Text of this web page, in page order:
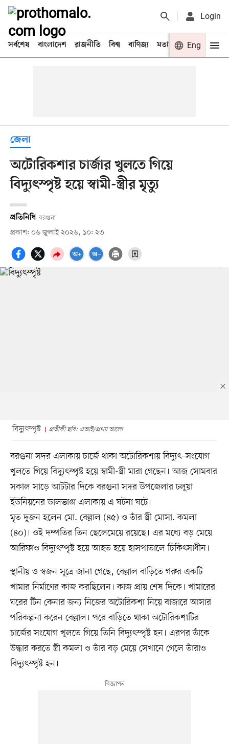
Login
সর্বশেষ বাংলাদেশ রাজনীতি বিশ্ব বাণিজ্য মতামত খেলা
Eng
জেলা
অটোরিকশার চার্জার খুলতে গিয়ে
বিদ্যুৎস্পৃষ্ট হয়ে স্বামী-স্ত্রীর মৃত্যু
প্রতিনিধি বরগুনা
প্রকাশ: ০৬ জুলাই ২০২৬, ১০: ২৩
বিদ্যুৎস্পৃষ্ট প্রতীকী ছবি: এআই/প্রথম আলো
বরগুনা সদর এলাকায় চার্জে থাকা অটোরিকশায় বিদ্যুৎ–সংযোগ
খুলতে গিয়ে বিদ্যুৎস্পৃষ্ট হয়ে স্বামী-স্ত্রী মারা গেছেন। আজ সোমবার
সকাল সাড়ে আটটার দিকে বরগুনা সদর উপজেলার ঢলুয়া
ইউনিয়নের ডালভাঙা এলাকায় এ ঘটনা ঘটে।
মৃত দুজন হলেন মো. বেল্লাল (৪৫) ও তাঁর স্ত্রী মোসা. কমলা
(৪০)। ওই দম্পতির তিন ছেলেমেয়ে রয়েছে। এর মধ্যে বড় মেয়ে
আরিফাও বিদ্যুৎস্পৃষ্ট হয়ে আহত হয়ে হাসপাতালে চিকিৎসাধীন।
স্থানীয় ও স্বজন সূত্রে জানা গেছে, বেল্লাল বাড়িতে গরুর একটি
খামার নির্মাণের কাজ করছিলেন। কাজ প্রায় শেষ দিকে। খামারের
ঘরের টিন কেনার জন্য নিজের অটোরিকশা নিয়ে বাজারে আসার
পরিকল্পনা করেন বেল্লাল। পরে বাড়িতে থাকা অটোরিকশাটির
চার্জের সংযোগ খুলতে গিয়ে তিনি বিদ্যুৎস্পৃষ্ট হন। এরপর তাঁকে
উদ্ধার করতে স্ত্রী কমলা ও তাঁর বড় মেয়ে সেখানে গেলে তাঁরাও
বিদ্যুৎস্পৃষ্ট হন।